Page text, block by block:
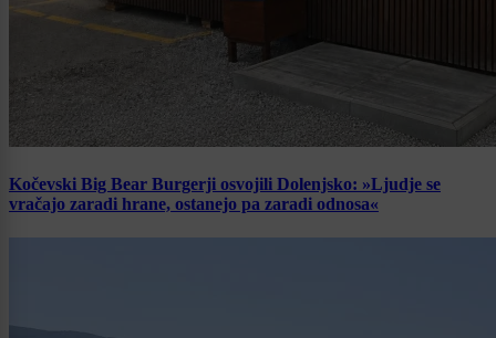
Kočevski Big Bear Burgerji osvojili Dolenjsko: »Ljudje se
vračajo zaradi hrane, ostanejo pa zaradi odnosa«